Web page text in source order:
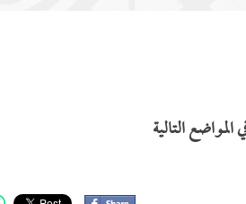
التالية